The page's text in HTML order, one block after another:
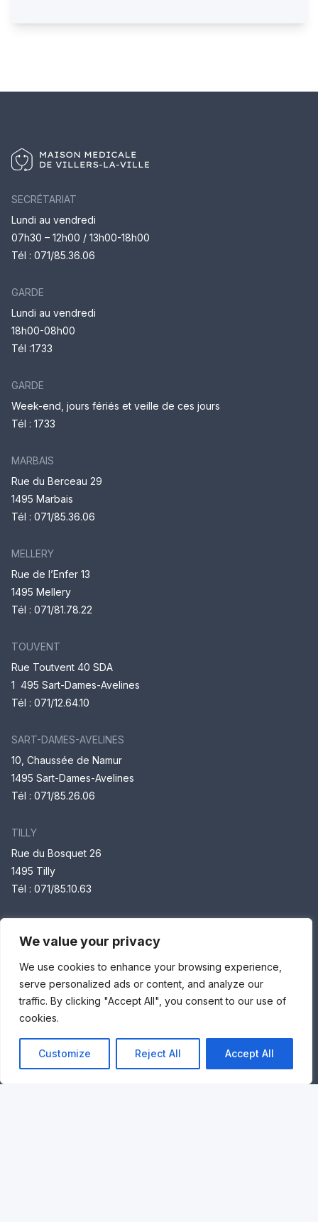
We value your privacy
We use cookies to enhance your browsing experience,
serve personalized ads or content, and analyze our
traffic. By clicking "Accept All", you consent to our use of
cookies.
Customize Reject All Accept All
SECRÉTARIAT
Lundi au vendredi
07h30 – 12h00 / 13h00-18h00
Tél : 071/85.36.06
GARDE
Lundi au vendredi
18h00-08h00
Tél :1733
GARDE
Week-end, jours fériés et veille de ces jours
Tél : 1733
MARBAIS
Rue du Berceau 29
1495 Marbais
Tél : 071/85.36.06
MELLERY
Rue de l’Enfer 13
1495 Mellery
Tél : 071/81.78.22
TOUVENT
Rue Toutvent 40 SDA
1 495 Sart-Dames-Avelines
Tél : 071/12.64.10
SART-DAMES-AVELINES
10, Chaussée de Namur
1495 Sart-Dames-Avelines
Tél : 071/85.26.06
TILLY
Rue du Bosquet 26
1495 Tilly
Tél : 071/85.10.63
Rue de Strichon 38
1495 Mellery
Tél :071/19.42.16
VILLERS-LA-VILLE
Av. De La Fontaine des Fièvres 19
1495 Villers-La-Ville